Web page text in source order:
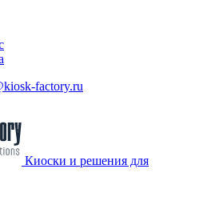
factory.ru
Киоски и решения для